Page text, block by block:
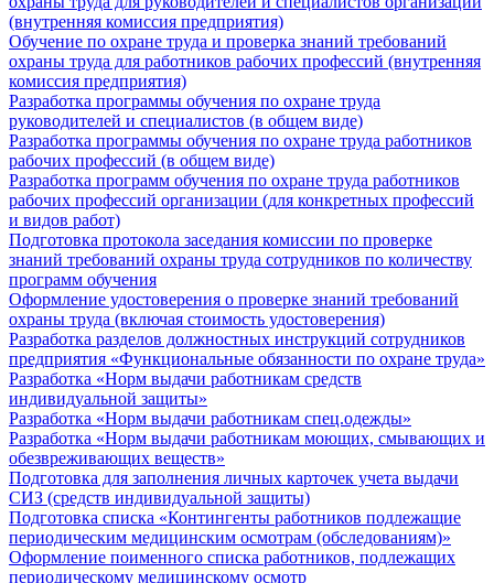
(внутренняя комиссия предприятия)
Обучение по охране труда и проверка знаний требований
охраны труда для работников рабочих профессий (внутренняя
комиссия предприятия)
Разработка программы обучения по охране труда
руководителей и специалистов (в общем виде)
Разработка программы обучения по охране труда работников
рабочих профессий (в общем виде)
Разработка программ обучения по охране труда работников
рабочих профессий организации (для конкретных профессий
и видов работ)
Подготовка протокола заседания комиссии по проверке
знаний требований охраны труда сотрудников по количеству
программ обучения
Оформление удостоверения о проверке знаний требований
охраны труда (включая стоимость удостоверения)
Разработка разделов должностных инструкций сотрудников
предприятия «Функциональные обязанности по охране труда»
Разработка «Норм выдачи работникам средств
индивидуальной защиты»
Разработка «Норм выдачи работникам спец.одежды»
Разработка «Норм выдачи работникам моющих, смывающих и
обезвреживающих веществ»
Подготовка для заполнения личных карточек учета выдачи
СИЗ (средств индивидуальной защиты)
Подготовка списка «Контингенты работников подлежащие
периодическим медицинским осмотрам (обследованиям)»
Оформление поименного списка работников, подлежащих
периодическому медицинскому осмотр